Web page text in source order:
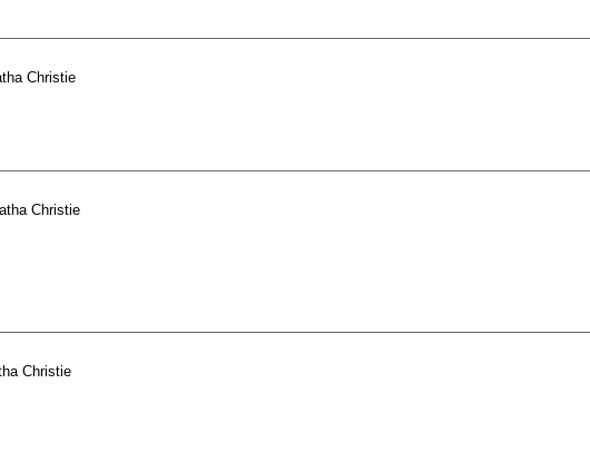
Christie
Christie
Christie